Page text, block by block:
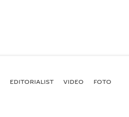
EDITORIALIST VIDEO FOTO